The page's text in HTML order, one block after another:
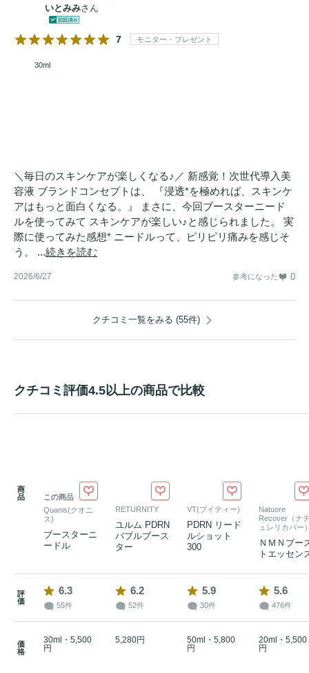
いとみみさん
7 モニター・プレゼント
30ml
＼毎日のスキンケアが楽しくなる♪／ 新感覚！次世代導入美
容液 ブランドコンセプトは、 『浸透*を極めれば、スキンケ
アはもっと面白くなる。』 まさに、今回ブースターニード
ルを使ってみて スキンケアが楽しい♪と感じられました。 実
際に使ってみた感想* ニードルって、ピリピリ痛みを感じそ
う。 ...続きを読む
2026/6/27 参考になった 0
クチコミ一覧をみる (55件)
クチコミ評価4.5以上の商品で比較
商
品
この商品
Quanis(クオニ
ス)
ブースターニ
ードル
RETURNITY
ユルム PDRN
バブルブース
ター
VT(ブイティー)
PDRN リード
ルショット
300
Natuore
Recover（ナ
ュレリカバー
ＮＭＮブー
トエッセン
評
価
6.3
55件
6.2
52件
5.9
30件
5.6
476件
価
格
30ml・5,500
円
5,280円
50ml・5,800
円
20ml・5,500
円